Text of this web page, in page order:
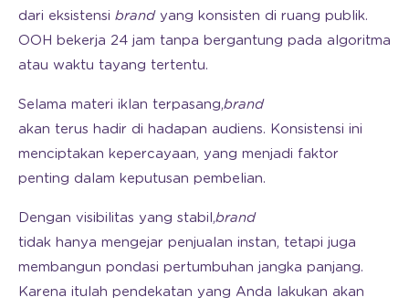
dari eksistensi brandyang konsisten di ruang publik.
OOH bekerja 24 jam tanpa bergantung pada algoritma
atau waktu tayang tertentu.
Selama materi iklan terpasang,brand
akan terus hadir di hadapan audiens. Konsistensi ini
menciptakan kepercayaan, yang menjadi faktor
penting dalam keputusan pembelian.
Dengan visibilitas yang stabil,brand
tidak hanya mengejar penjualan instan, tetapi juga
membangun pondasi pertumbuhan jangka panjang.
Karena itulah pendekatan yang Anda lakukan akan